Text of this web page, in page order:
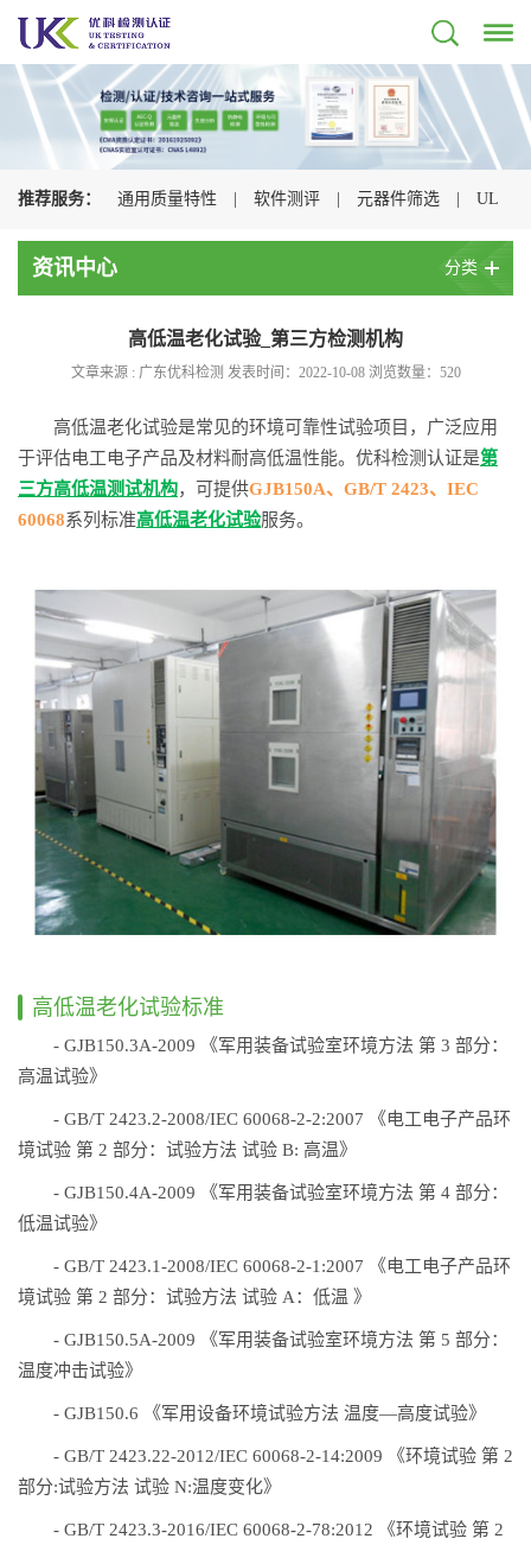
推荐服务： 通用质量特性 | 软件测评 | 元器件筛选 | UL
认证 | CSA认证
资讯中心 分类
高低温老化试验_第三方检测机构
文章来源 : 广东优科检测 发表时间：2022-10-08 浏览数量： 520
高低温老化试验是常见的环境可靠性试验项目，广泛应用
于评估电工电子产品及材料耐高低温性能。优科检测认证是第
三方高低温测试机构，可提供GJB150A、GB/T 2423、IEC
60068系列标准高低温老化试验服务。
高低温老化试验标准
- GJB150.3A-2009 《军用装备试验室环境方法 第 3 部分：
高温试验》
- GB/T 2423.2-2008/IEC 60068-2-2:2007 《电工电子产品环
境试验 第 2 部分：试验方法 试验 B: 高温》
- GJB150.4A-2009 《军用装备试验室环境方法 第 4 部分：
低温试验》
- GB/T 2423.1-2008/IEC 60068-2-1:2007 《电工电子产品环
境试验 第 2 部分：试验方法 试验 A：低温 》
- GJB150.5A-2009 《军用装备试验室环境方法 第 5 部分：
温度冲击试验》
- GJB150.6 《军用设备环境试验方法 温度—高度试验》
- GB/T 2423.22-2012/IEC 60068-2-14:2009 《环境试验 第 2
部分:试验方法 试验 N:温度变化》
- GB/T 2423.3-2016/IEC 60068-2-78:2012 《环境试验 第 2